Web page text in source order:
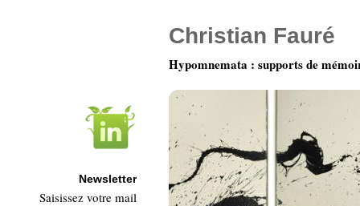
Christian Fauré
Hypomnemata : supports de
Newsletter
Saisissez votre mail